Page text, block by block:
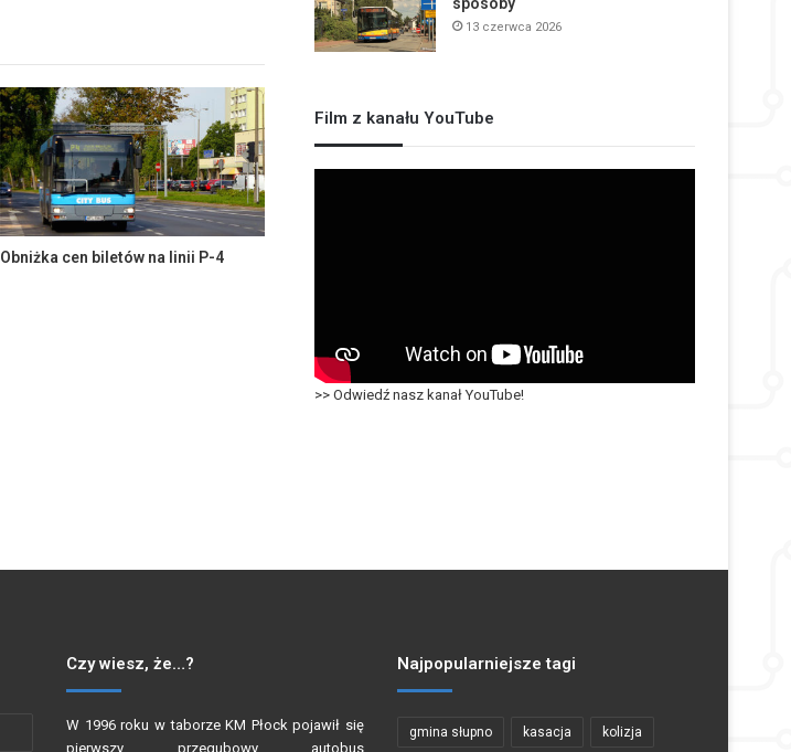
Obniżka cen biletów na linii P-4
13 czerwca 2026
Film z kanału YouTube
>> Odwiedź nasz kanał YouTube!
Czy wiesz, że…?
W 1996 roku w taborze KM Płock pojawił się
pierwszy przegubowy autobus
Najpopularniejsze tagi
gmina słupno kasacja kolizja